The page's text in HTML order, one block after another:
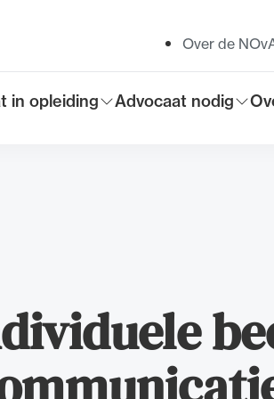
voor
in opleiding
Toon submenu voor
Advocaat nodig
Toon
Over de